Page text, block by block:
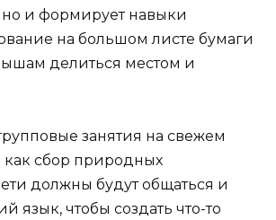
но и формирует навыки
на большом листе бумаги
делиться местом и
занятия на свежем
как сбор природных
должны будут общаться и
язык, чтобы создать что-то